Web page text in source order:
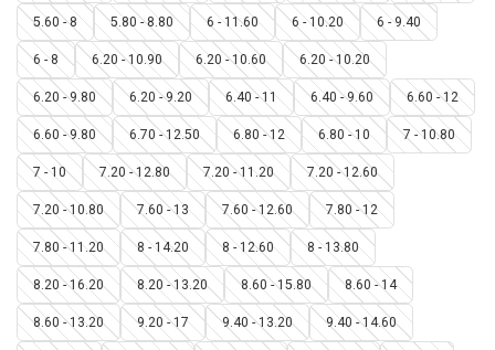
5.60 - 8 5.80 - 8.80 6 - 11.60 6 - 10.20 6 - 9.40
6 - 8 6.20 - 10.90 6.20 - 10.60 6.20 - 10.20
6.20 - 9.80 6.20 - 9.20 6.40 - 11 6.40 - 9.60 6.60 - 12
6.60 - 9.80 6.70 - 12.50 6.80 - 12 6.80 - 10 7 - 10.80
7 - 10 7.20 - 12.80 7.20 - 11.20 7.20 - 12.60
7.20 - 10.80 7.60 - 13 7.60 - 12.60 7.80 - 12
7.80 - 11.20 8 - 14.20 8 - 12.60 8 - 13.80
8.20 - 16.20 8.20 - 13.20 8.60 - 15.80 8.60 - 14
8.60 - 13.20 9.20 - 17 9.40 - 13.20 9.40 - 14.60